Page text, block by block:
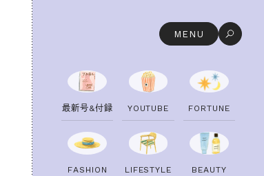
MENU
最新号&付録 YO UTU B E FO RTU N E
FAS H I O N LI FESTYLE B EAUTY